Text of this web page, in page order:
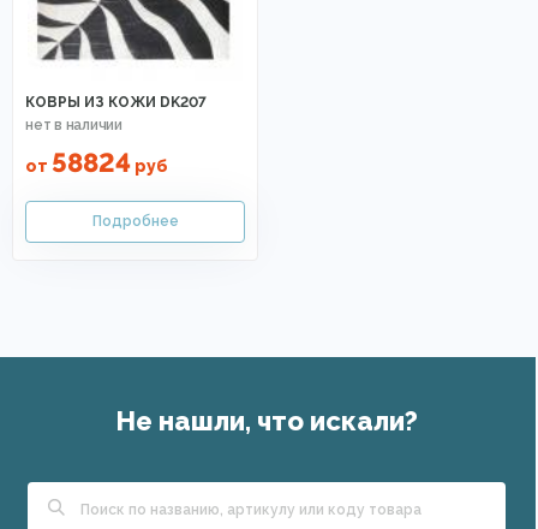
КОВРЫ ИЗ КОЖИ DK207
от 58824 руб
Не нашли, что искали?